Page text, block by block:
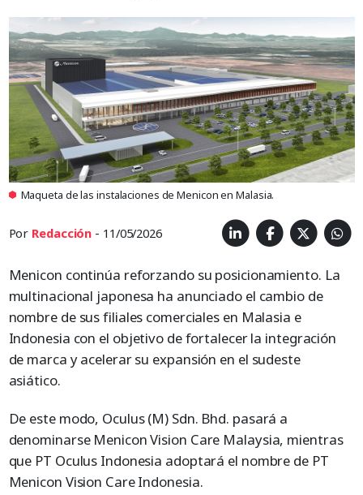
Maqueta de las instalaciones de Menicon en Malasia.
Por Redacción - 11/05/2026
Menicon continúa reforzando su posicionamiento. La
multinacional japonesa ha anunciado el cambio de
nombre de sus filiales comerciales en Malasia e
Indonesia con el objetivo de fortalecer la integración
de marca y acelerar su expansión en el sudeste
asiático.
De este modo, Oculus (M) Sdn. Bhd. pasará a
denominarse Menicon Vision Care Malaysia, mientras
que PT Oculus Indonesia adoptará el nombre de PT
Menicon Vision Care Indonesia.